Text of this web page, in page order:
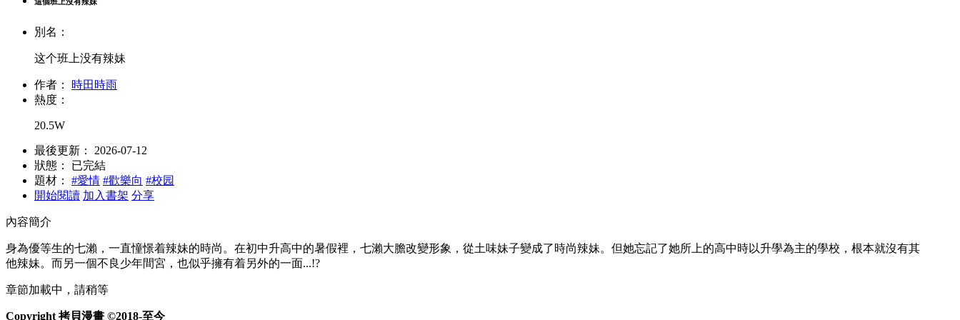
別名：
这个班上没有辣妹
作者：
時田時雨
熱度：
20.5W
最後更新：
2026-07-12
狀態：
已完結
題材：
#愛情 #歡樂向 #校园
開始閱讀 加入書架 分享
內容簡介
身為優等生的七瀨，一直憧憬着辣妹的時尚。在初中升高中的暑假裡，七瀨大膽改變形象，從土味妹子變成了時尚辣妹。但她忘記了她所上的高中時以升學為主的學校，根本就沒有其
他辣妹。而另一個不良少年間宮，也似乎擁有着另外的一面...!?
章節加載中，請稍等
Copyright 拷貝漫畫 ©2018-至今